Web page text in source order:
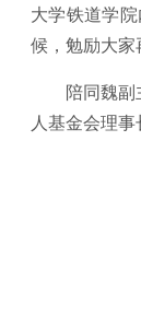
大学铁道学
候，勉励大家
陪同魏
人基金会理